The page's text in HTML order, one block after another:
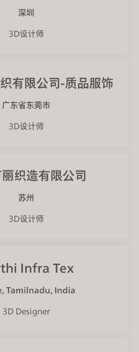
深圳
3D设计师
有限公司-质品服饰
广东省东莞市
3D设计师
织造有限公司
苏州
3D设计师
Infra Tex
Tamilnadu, India
3D Designer